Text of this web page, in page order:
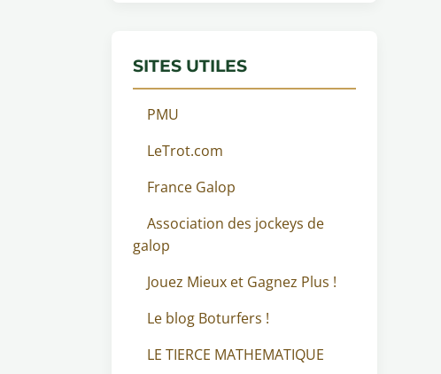
SITES UTILES
PMU
LeTrot.com
France Galop
Association des jockeys de
galop
Jouez Mieux et Gagnez Plus !
Le blog Boturfers !
LE TIERCE MATHEMATIQUE